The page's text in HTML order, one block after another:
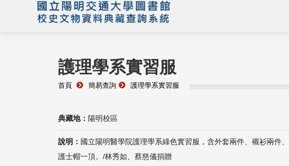
護理學系實習服
首頁 簡易查詢 護理學系實習服
典藏地： 陽明校區
說明： 國立陽明醫學院護理學系綠色實習服，含外套兩件、襯衫兩件
護士帽一頂。/林秀如、蔡慈儀捐贈